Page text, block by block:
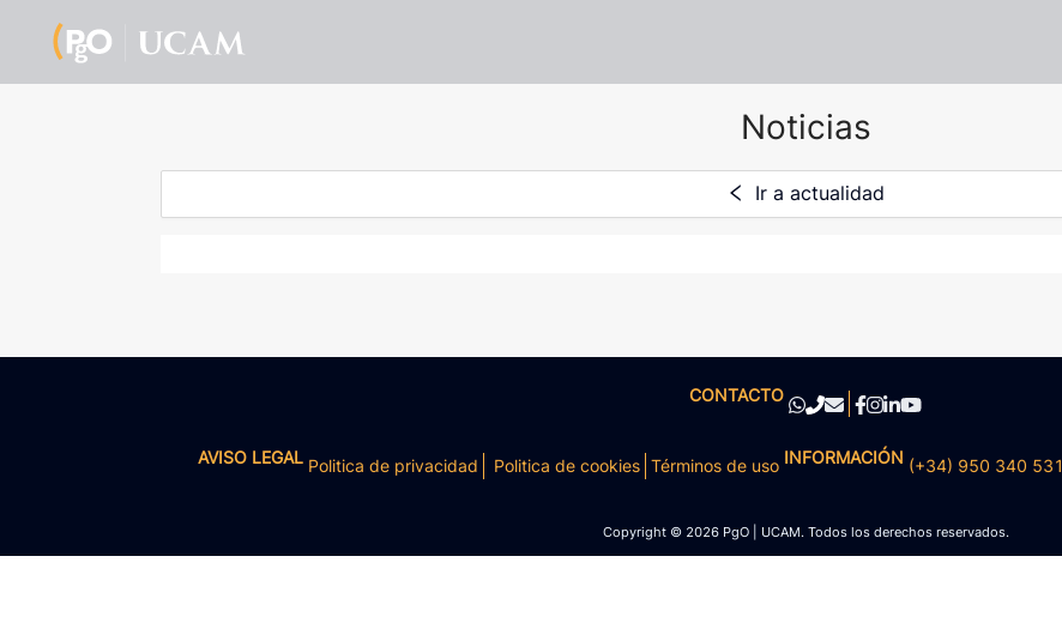
Noticias
Ir a actualidad
CONTACTO
AVISO LEGALPolitica de privacidad Politica de cookies Términos de uso INFORMACIÓN (+34) 950 340 531
Copyright © 2026 PgO | UCAM. Todos los derechos reservados.